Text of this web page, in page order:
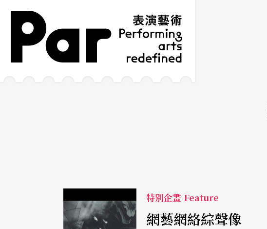
跳到主要內容區塊
網站導覽
特別企畫 Feature
網藝網絡綜聲像